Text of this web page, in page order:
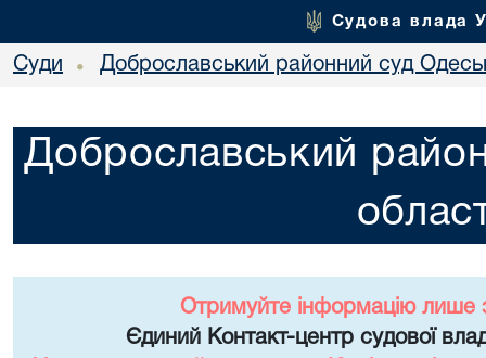
Судова влада
Суди • Доброславський районний суд
Доброславський
Отримуйте інформацію лише
Єдиний Контакт-центр судової